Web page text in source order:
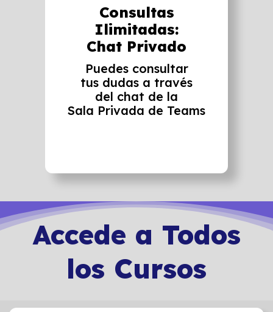
Consultas
Ilimitadas:
Chat Privado
Puedes consultar
tus dudas a través
del chat de la
Sala Privada de Teams
Accede a Todos
los Cursos